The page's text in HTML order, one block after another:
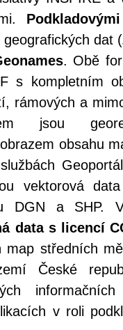
dat (
. Obě
s kompletním
rámových a
jsou
obsahu
vektorová
DGN a SHP.
data s licencí
map středních
České
v roli